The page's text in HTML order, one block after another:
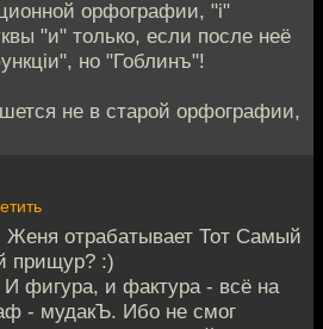
орфографии, "i"
"и" только, если после неё
но "Гоблинъ"!
не в старой орфографии,
Женя отрабатывает Тот Самый
прищур? :)
фигура, и фактура - всё на
- мудакЪ. Ибо не смог